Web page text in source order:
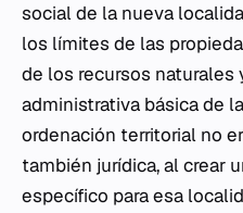
social de la nueva
los límites de las
de los recursos naturales
administrativa básica de
ordenación territorial no
también jurídica, al crear
específico para esa